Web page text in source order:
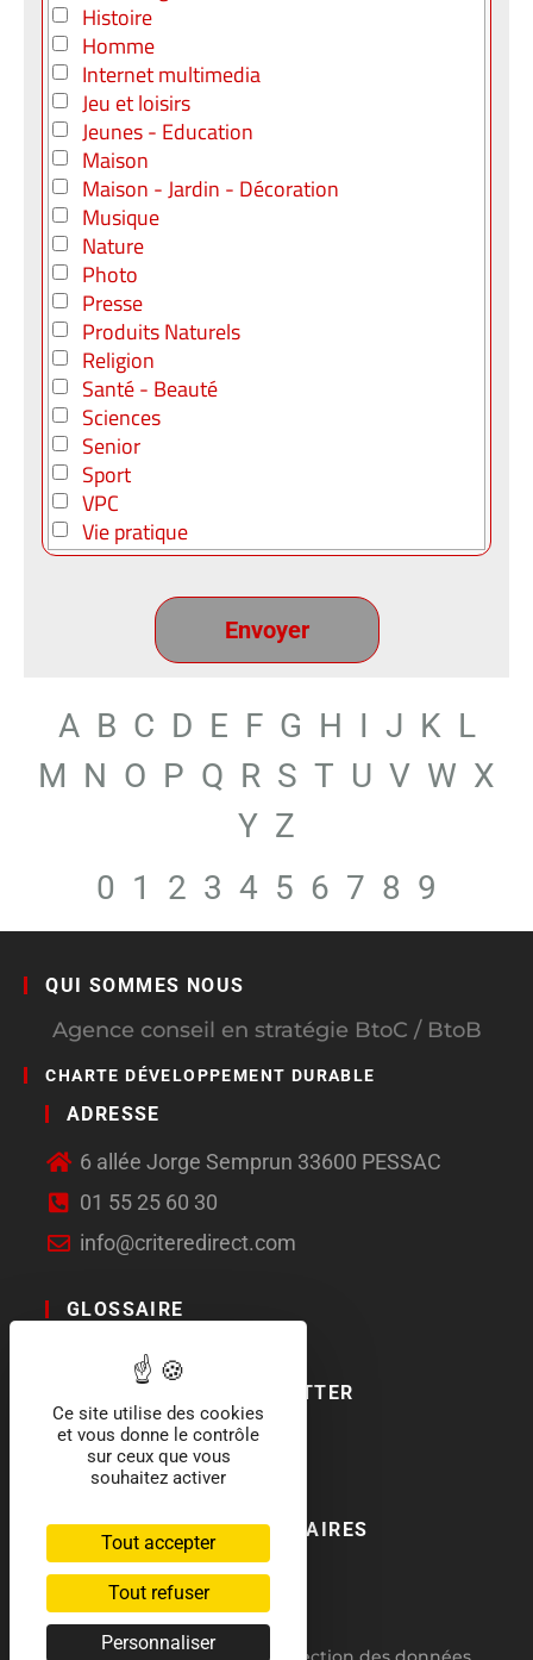
Histoire
Homme
Internet multimedia
Jeu et loisirs
Jeunes - Education
Maison
Maison - Jardin - Décoration
Musique
Nature
Photo
Presse
Produits Naturels
Religion
Santé - Beauté
Sciences
Senior
Sport
VPC
Vie pratique
A B C D E F G H I J K L
M N O P Q R S T U V W X
Y Z
0 1 2 3 4 5 6 7 8 9
QUI SOMMES NOUS
Agence conseil en stratégie BtoC / BtoB
CHARTE DÉVELOPPEMENT DURABLE
ADRESSE
6 allée Jorge Semprun 33600 PESSAC
01 55 25 60 30
info@criteredirect.com
GLOSSAIRE
LE BLOG
ABONNEMENT NEWSLETTER
SOCIAL MEDIA
NOS LABELS ET PARTENAIRES
Ce site utilise des cookies
et vous donne le contrôle
sur ceux que vous
souhaitez activer
Tout accepter
Tout refuser
Personnaliser